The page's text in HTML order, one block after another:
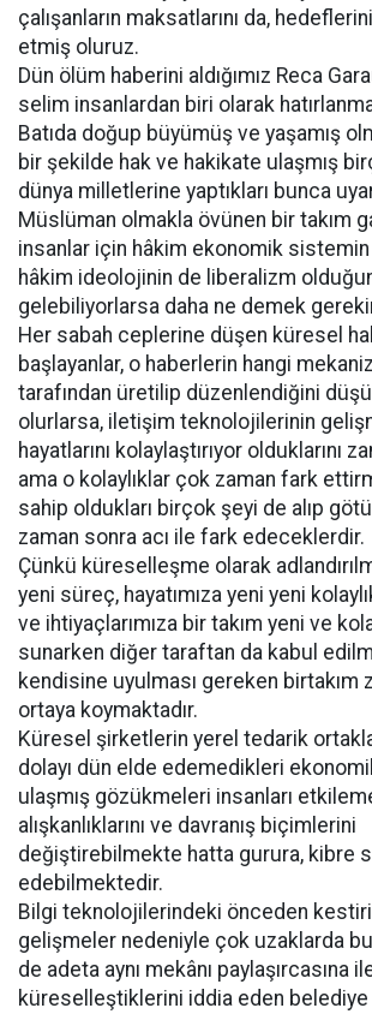
çalışanların maksatlarını da,
etmiş oluruz.
Dün ölüm haberini aldığımız Reca
selim insanlardan biri olarak
Batıda doğup büyümüş ve yaşamış
bir şekilde hak ve hakikate ulaşmış
dünya milletlerine yaptıkları bunca
Müslüman olmakla övünen bir takım
insanlar için hâkim ekonomik
hâkim ideolojinin de liberalizm
gelebiliyorlarsa daha ne demek
Her sabah ceplerine düşen küresel
başlayanlar, o haberlerin hangi
tarafından üretilip düzenlendiğini
olurlarsa, iletişim teknolojilerinin
hayatlarını kolaylaştırıyor olduklarını
ama o kolaylıklar çok zaman fark
sahip oldukları birçok şeyi de alıp
zaman sonra acı ile fark edeceklerdir.
Çünkü küreselleşme olarak
yeni süreç, hayatımıza yeni yeni
ve ihtiyaçlarımıza bir takım yeni ve
sunarken diğer taraftan da kabul
kendisine uyulması gereken birtakım
ortaya koymaktadır.
Küresel şirketlerin yerel tedarik
dolayı dün elde edemedikleri
ulaşmış gözükmeleri insanları
alışkanlıklarını ve davranış biçimlerini
değiştirebilmekte hatta gurura, kibre
edebilmektedir.
Bilgi teknolojilerindeki önceden
gelişmeler nedeniyle çok uzaklarda
de adeta aynı mekânı paylaşırcasına
küreselleştiklerini iddia eden belediye